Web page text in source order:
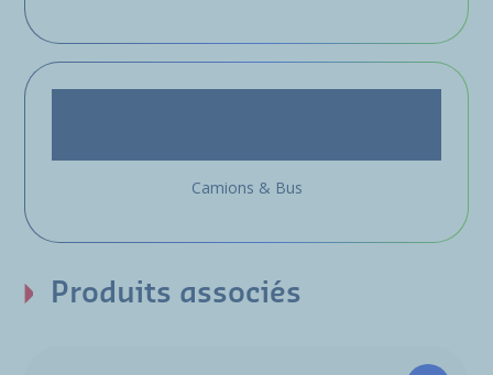
Camions & Bus
Produits associés